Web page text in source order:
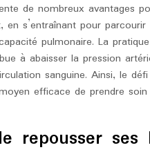
de nombreux avantages
en s’entraînant pour
pulmonaire. La
à abaisser la pression
sanguine. Ainsi, le
efficace de prendre
repousser ses